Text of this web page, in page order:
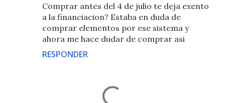
Comprar antes del 4 de julio te deja exento
a la financiacion? Estaba en duda de
comprar elementos por ese sistema y
ahora me hace dudar de comprar asi
RESPONDER